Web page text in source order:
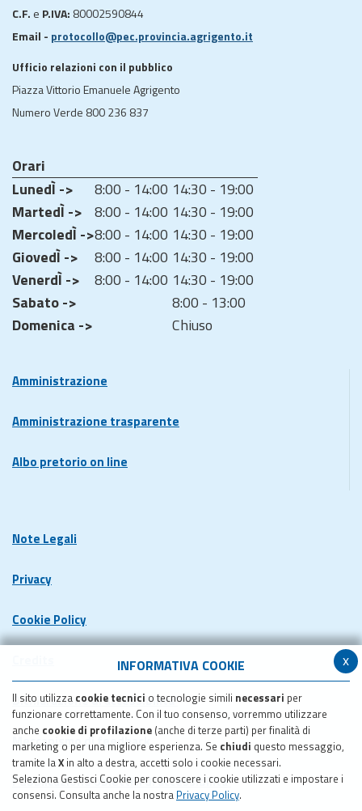
x
INFORMATIVA COOKIE
Il sito utilizza cookie tecnici o tecnologie simili necessari per
funzionare correttamente. Con il tuo consenso, vorremmo utilizzare
anche cookie di profilazione (anche di terze parti) per finalità di
marketing o per una migliore esperienza. Se chiudi questo messaggio,
tramite laX in alto a destra, accetti solo i cookie necessari.
Seleziona Gestisci Cookie per conoscere i cookie utilizzati e impostare i
consensi. Consulta anche la nostra Privacy Policy.
C.F. e P.IVA: 80002590844
Email - protocollo@pec.provincia.agrigento.it
Ufficio relazioni con il pubblico
Piazza Vittorio Emanuele Agrigento
Numero Verde 800 236 837
Orari
LunedÌ ->
8:00 - 14:00 14:30 - 19:00
MartedÌ -> 8:00 - 14:00 14:30 - 19:00
MercoledÌ ->8:00 - 14:00 14:30 - 19:00
GiovedÌ ->
8:00 - 14:00 14:30 - 19:00
VenerdÌ ->
8:00 - 14:00 14:30 - 19:00
Sabato ->
8:00 - 13:00
Domenica ->
Chiuso
Amministrazione
Amministrazione trasparente
Albo pretorio on line
Note Legali
Privacy
Cookie Policy
Dichiarazione di accessibilita'
Meccanismo di feedback
Pubblicazione obiettivi di accessibilita'